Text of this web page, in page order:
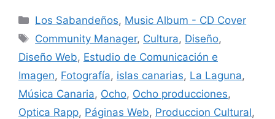
Los Sabandeños, Music Album - CD Cover
Community Manager, Cultura, Diseño,
Diseño Web, Estudio de Comunicación e
Imagen, Fotografía, islas canarias, La Laguna,
Música Canaria, Ocho, Ocho producciones,
Optica Rapp, Páginas Web, Produccion Cultural,